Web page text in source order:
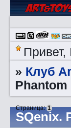
Привет,
» Клуб
Phantom
SQеnix.
Страница:1